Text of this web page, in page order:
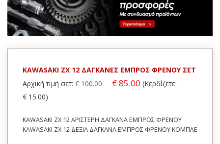
Σε Απόθεμα: 1
Κατάσταση:
Προέλευση:Original
(SKU): 33779
(42%)
Σε Απόθεμα: 1
Κατάσταση:
Συνδεθείτε για αγορά
KAWASAKI ZX 12 ΔΑΓΚΑΝΕΣ ΕΜΠΡΟΣ ΦΡΕΝΟΥ ΣΕΤ
Αρχική τιμή σετ: € 100.00 € 85.00 (Κερδίζετε:
€ 15.00)
KAWASAKI ZX 12 ΑΡΙΣΤΕΡΗ ΔΑΓΚΑΝΑ ΕΜΠΡΟΣ ΦΡΕΝΟΥ
KAWASAKI ZX 12 ΔΕΞΙΑ ΔΑΓΚΑΝΑ ΕΜΠΡΟΣ ΦΡΕΝΟΥ ΚΟΜΠΛΕ